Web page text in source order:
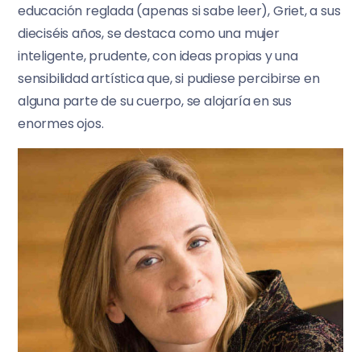
educación reglada (apenas si sabe leer), Griet, a sus
dieciséis años, se destaca como una mujer
inteligente, prudente, con ideas propias y una
sensibilidad artística que, si pudiese percibirse en
alguna parte de su cuerpo, se alojaría en sus
enormes ojos.